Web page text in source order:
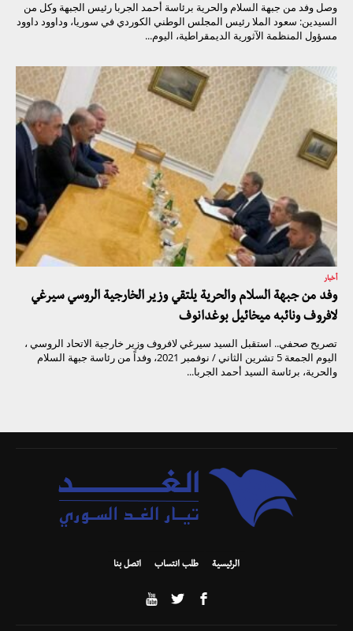
وصل وفد من جبهة السلام والحرية برئاسة أحمد الجربا رئيس الجبهة وكل من
السيدين: سعود الملا رئيس المجلس الوطني الكوردي في سوريا، وداوود داوود
مسؤول المنظمة الآثورية الديمقراطية، اليوم...
أخبار
وفد من جبهة السلام والحرية يلتقي وزير الخارجية الروسي سيرغي
لافروف ونائبه ميخائيل بوغدانوف
تصريح صحفي.. استقبل السيد سيرغي لافروف وزير خارجية الاتحاد الروسي ،
اليوم الجمعة 5 تشرين الثاني / نوفمبر 2021، وفداً من رئاسة جبهة السلام
والحرية، برئاسة السيد أحمد الجربا...
الرئيسية طلب انتساب اتصل بنا